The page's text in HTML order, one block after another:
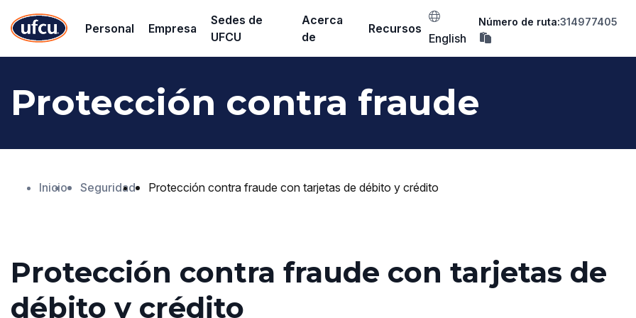
pie
Personal Empresa
Sedes de
UFCU
Acerca
de
Recursos
English
Número de ruta:314977405
copia
el
número
el
Protección contra fraude
Inicio Seguridad Protección contra fraude con tarjetas de débito y crédito
Protección contra fraude con tarjetas de
débito y crédito